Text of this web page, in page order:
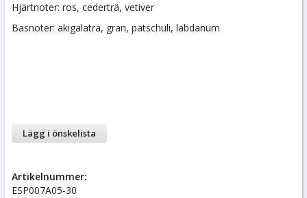
Hjärtnoter: ros, cederträ, vetiver
Basnoter: akigalaträ, gran, patschuli, labdanum
Lägg i önskelista
Artikelnummer:
ESP007A05-30